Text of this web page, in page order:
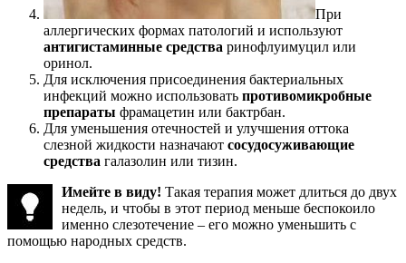
При
аллергических формах патологий и используют
антигистаминные средства ринофлуимуцил или
оринол.
Для исключения присоединения бактериальных
инфекций можно использовать противомикробные
препараты фрамацетин или бактрбан.
Для уменьшения отечностей и улучшения оттока
слезной жидкости назначают сосудосуживающие
средства галазолин или тизин.
Имейте в виду! Такая терапия может длиться до двух
недель, и чтобы в этот период меньше беспокоило
именно слезотечение – его можно уменьшить с
помощью народных средств.